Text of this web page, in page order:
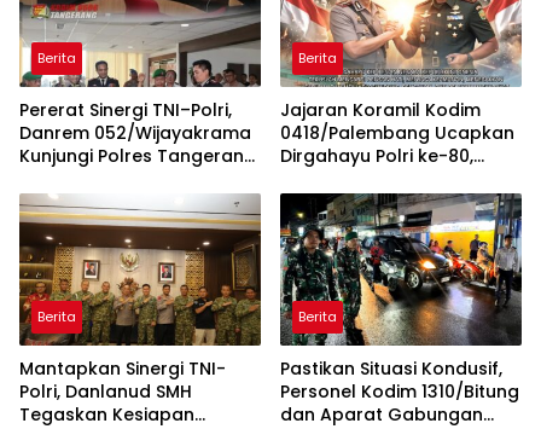
Berita
Pererat Sinergi TNI–Polri,
Danrem 052/Wijayakrama
Kunjungi Polres Tangerang
Berita
Jajaran Koramil Kodim
0418/Palembang Ucapkan
Dirgahayu Polri ke-80,
Berita
Mantapkan Sinergi TNI-
Polri, Danlanud SMH
Tegaskan Kesiapan
Berita
Pastikan Situasi Kondusif,
Personel Kodim 1310/Bitung
dan Aparat Gabungan